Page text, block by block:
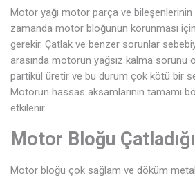
Motor yağı motor parça ve bileşenlerinin
zamanda motor bloğunun korunması
gerekir. Çatlak ve benzer sorunlar
arasında motorun yağsız kalma sorunu
partikül üretir ve bu durum çok kötü bir
Motorun hassas aksamlarının tamamı
etkilenir.
Motor Bloğu
Motor bloğu çok sağlam ve döküm